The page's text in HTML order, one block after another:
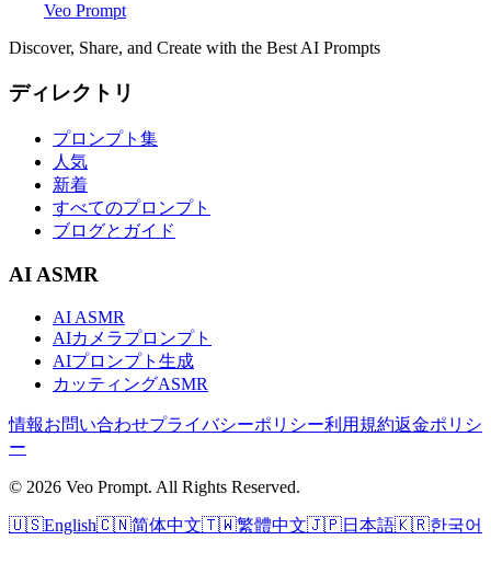
Veo Prompt
Discover, Share, and Create with the Best AI Prompts
ディレクトリ
プロンプト集
人気
新着
すべてのプロンプト
ブログとガイド
AI ASMR
AI ASMR
AIカメラプロンプト
AIプロンプト生成
カッティングASMR
情報お問い合わせプライバシーポリシー利用規約返金ポリシ
ー
© 2026 Veo Prompt. All Rights Reserved.
🇺🇸English🇨🇳简体中文🇹🇼繁體中文🇯🇵日本語🇰🇷한국어